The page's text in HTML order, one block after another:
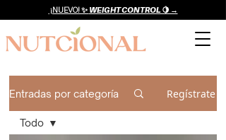
¡NUEVO! ✨ WEIGHT CONTROL 🍋 →
Entradas por categoría Regístrate
Todo